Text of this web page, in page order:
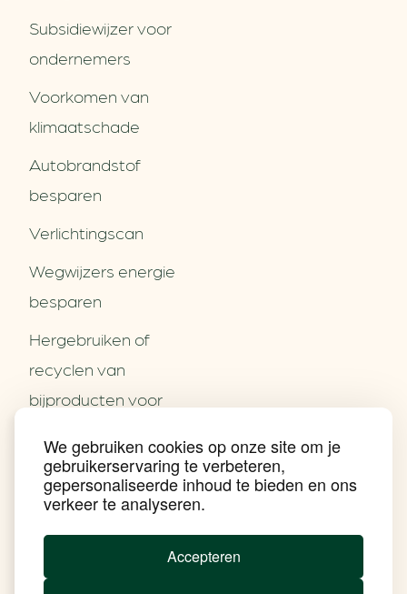
We gebruiken cookies op onze site om je
gebruikerservaring te verbeteren,
gepersonaliseerde inhoud te bieden en ons
verkeer te analyseren.
Accepteren
Partners
Contact
Nieuws
Praktijkverhalen
Events
Nieuwsbrief
Achtergrond klimaatverandering
Beprijzing van CO2
Subsidiewijzer voor
ondernemers
Voorkomen van
klimaatschade
Autobrandstof
besparen
Verlichtingscan
Wegwijzers energie
besparen
Hergebruiken of
recyclen van
bijproducten voor
Energie besparen op
uw PC